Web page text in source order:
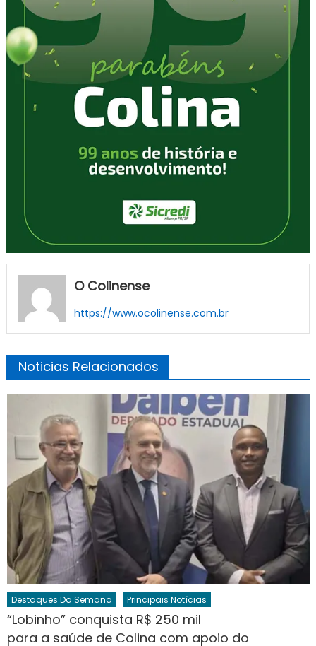
O Colinense
https://www.ocolinense.com.br
Noticias Relacionados
Destaques Da Semana Principais Notícias
“Lobinho” conquista R$ 250 mil
para a saúde de Colina com apoio do